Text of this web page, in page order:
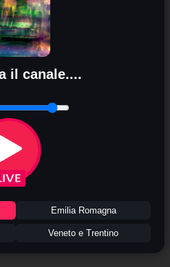
il canale....
Emilia Romagna
Veneto e Trentino